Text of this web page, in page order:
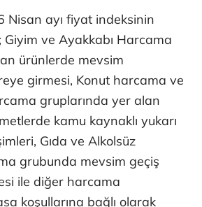
Nisan ayı fiyat indeksinin
ve Ayakkabı Harcama
ürünlerde mevsim
girmesi, Konut harcama ve
gruplarında yer alan
kamu kaynaklı yukarı
Gıda ve Alkolsüz
grubunda mevsim geçiş
ile diğer harcama
koşullarına bağlı olarak